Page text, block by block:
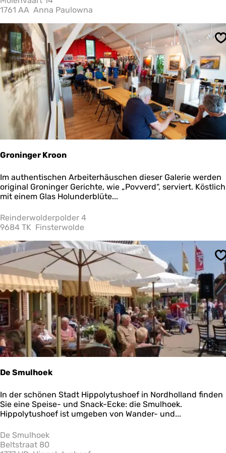
h
x
1761 AA Anna Paulowna
Groninger Kroon
G
r
o
i
n
e
r
K
r
o
o
n
Im authentischen Arbeiterhäuschen dieser Galerie werden
original Groninger Gerichte, wie „Povverd“, serviert. Köstlich
mit einem Glas Holunderblüte...
Reinderwolderpolder 4
9684 TK Finsterwolde
De Smulhoek
D
e
S
u
l
In der schönen Stadt Hippolytushoef in Nordholland finden
Sie eine Speise- und Snack-Ecke: die Smulhoek.
Hippolytushoef ist umgeben von Wander- und...
De Smulhoek
Beltstraat 80